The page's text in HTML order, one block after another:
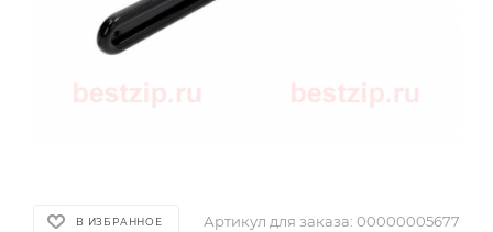
В ИЗБРАННОЕ Артикул для заказа: 00000005677